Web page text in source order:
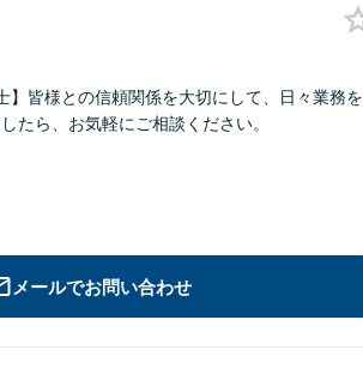
】皆様との信頼関係を大切にして、日々業務を
たら、お気軽にご相談ください。
メールでお問い合わせ